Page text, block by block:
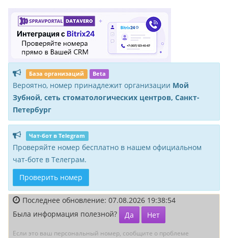
База организаций Beta
Вероятно, номер принадлежит организации Мой
Зубной, сеть стоматологических центров, Санкт-
Петербург
Чат-бот в Telegram
Проверяйте номер бесплатно в нашем официальном
чат-боте в Телеграм.
Проверить номер
Последнее обновление: 07.08.2026 19:38:54
Была информация полезной?
Да Нет
Если это ваш персональный номер, сообщите о проблеме